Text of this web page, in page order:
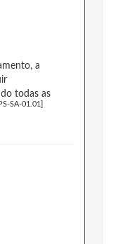
a
todas as
SA-01.01]